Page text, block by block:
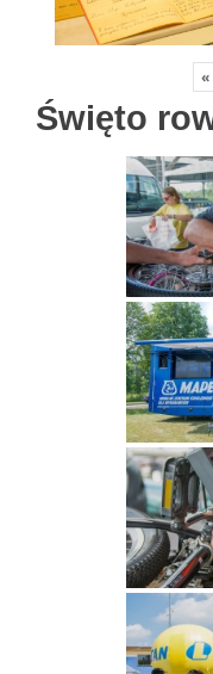
«
Święto